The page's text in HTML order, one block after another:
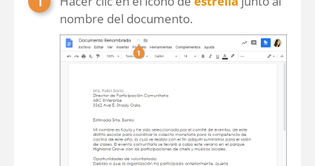
nombre del documento.